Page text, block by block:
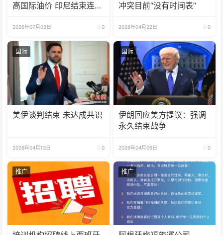
高国际油价 印尼结束连续
2026年07月02日 0
冲突目前“没有时间表”
2026年04月22日 0
国际
美伊谈判结束 未达成共识
2026年04月13日 0
国际
伊朗回应美方提议：强调
永久结束战争
2026年04月06日 0
推广 推广